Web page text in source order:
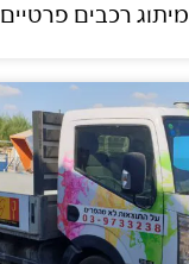
מיתוג רכבים פרטיים